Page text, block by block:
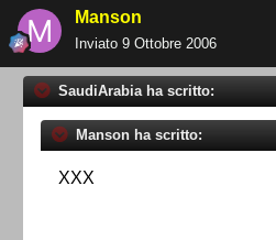
Manson
Inviato 9 Ottobre 2006
SaudiArabia ha scritto:
Manson ha scritto:
XXX